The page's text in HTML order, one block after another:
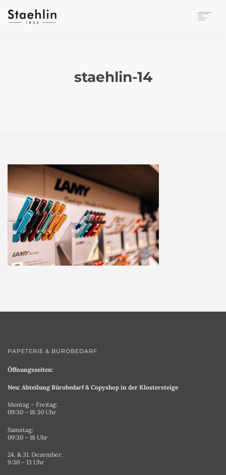
staehlin-14
PAPETERIE & BÜROBEDARF
Öffnungszeiten:
Neu: Abteilung Bürobedarf & Copyshop in der Klostersteige
Montag – Freitag:
09:30 – 18.30 Uhr
Samstag:
09:30 – 18 Uhr
24. & 31. Dezember:
9:30 – 13 Uhr